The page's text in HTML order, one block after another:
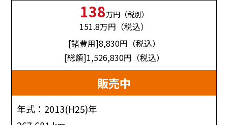
138万円（税別）
151.8万円（税込）
[諸費用]8,830円（税込）
[総額]1,526,830円（税込）
販売中
年式：2013(H25)年